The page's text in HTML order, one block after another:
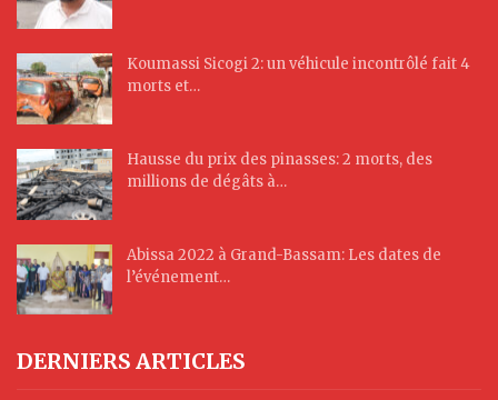
Koumassi Sicogi 2: un véhicule incontrôlé fait 4
morts et…
Hausse du prix des pinasses: 2 morts, des
millions de dégâts à…
Abissa 2022 à Grand-Bassam: Les dates de
l’événement…
DERNIERS ARTICLES